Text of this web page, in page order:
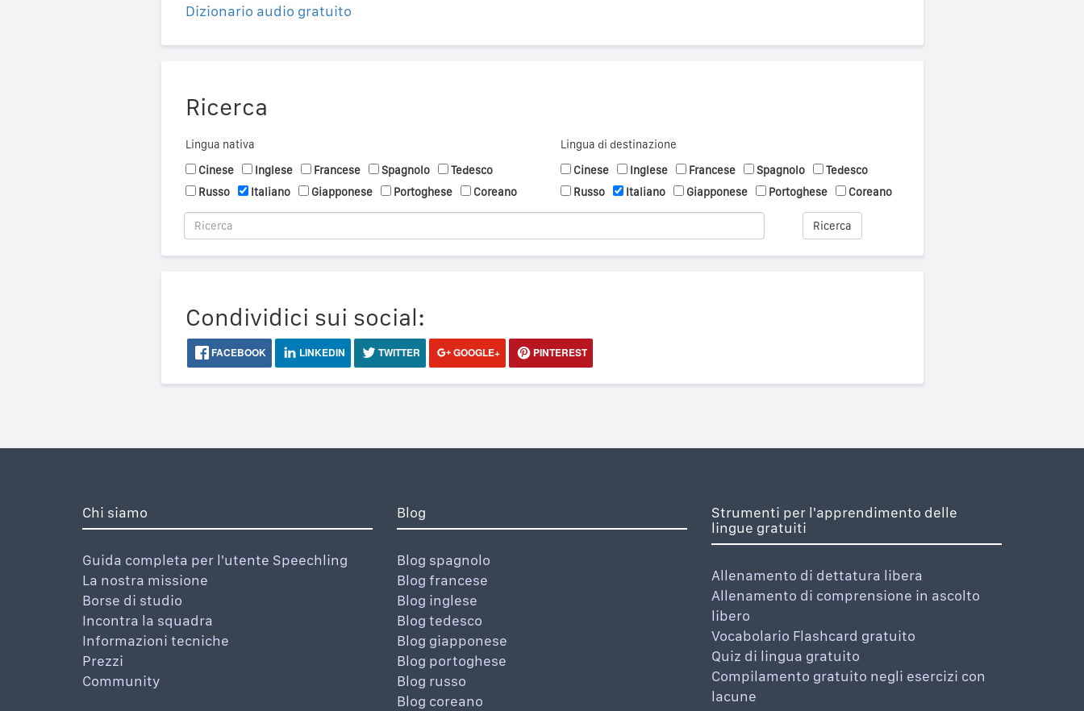
Dizionario audio gratuito
Ricerca
Lingua nativa
Cinese
Inglese Francese Spagnolo
Tedesco
Russo
Italiano Giapponese Portoghese Coreano
Lingua di destinazione
Cinese
Inglese Francese Spagnolo
Tedesco
Russo
Italiano Giapponese Portoghese Coreano
Ricerca
Condividici sui social:
FACEBOOK LINKEDIN TWITTER GOOGLE+ PINTEREST
Chi siamo
Guida completa per l'utente Speechling
La nostra missione
Borse di studio
Incontra la squadra
Informazioni tecniche
Prezzi
Community
Blog
Blog spagnolo
Blog francese
Blog inglese
Blog tedesco
Blog giapponese
Blog portoghese
Blog russo
Blog coreano
Strumenti per l'apprendimento delle
lingue gratuiti
Allenamento di dettatura libera
Allenamento di comprensione in ascolto
libero
Vocabolario Flashcard gratuito
Quiz di lingua gratuito
Compilamento gratuito negli esercizi con
lacune